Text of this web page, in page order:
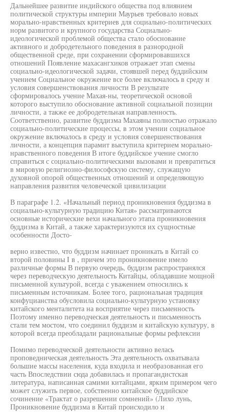
Дальнейшее развитие индийского общества под влиянием
политической структуры империи Маурьев требовало новых
морально-нравственных критериев для социально-политических
норм развитого и крупного государства Социально-
идеологической проблемой общества стало обоснование
активного и добродетельного поведения в разнородной
общественной среде, при сохранении сформировавшихся
отношений Появление махасангхиков отражает этап смены
социально-идеологической задачи, стоявшей перед буддийским
учением Социальное окружение все более включалось в среду и
условия совершенствования личности В результате
сформировалось учение Махая-ны, теоретической основой
которого выступило обоснование активной социальной позиции
личности, а также ее добродетельная направленность.
Соответственно, развитие буддизма Махаяны полностью отражало
социально-политические процессы, в этом учении социальное
окружение включалось в среду и условия совершенствования
личности, а концепция парамит выступила критерием морально-
нравственного поведения В итоге буддийское учение смогло
справиться с социально-политическими вызовами и превратиться
в мировую религиозно-философскую систему, служащую
духовной опорой общественных отношений и определяющую
направления развития человеческой цивилизации
В параграфе 1.2. «Начальный период проникновения буддизма в
социально-культурную традицию Китая» рассматриваются
основные исторические вехи начального этапа проникновения
буддизма в Китай, а также характеризуются их сущностные
особенности Досто-
верно известно, что буддизм начинает проникать в Китай со
второй половины I в , причем это проникновение имело
различные формы В первую очередь, буддизм распространялся
через переводческую деятельность Китайцы, обладавшие мощной
письменной культурой, всегда с уважением относились к
письменным источникам. Более того, рациональная традиция
конфуцианства обусловила социально-культурную установку
китайского менталитета на восприятие через письменность
Поэтому именно переводческая деятельность и письменность
стали тем мостом, что соединил буддизм и китайскую культуру, в
которой всегда преобладали рациональные формы рефлексии
Помимо переводческой деятельности активно велась
проповедническая деятельность Эта деятельность охватывала
большие массы населения, куда входила и необразованная его
часть Впоследствии сюда добавилась и пропагандистская
литература, написанная самими китайцами, ярким примером чего
может служить первое, собственно китайское буддийское
сочинение «Трактат о разрешении сомнений» (Лихо лунь,
Проникновение буддизма в Китай происходило и